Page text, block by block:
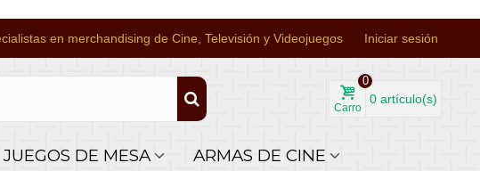
en merchandising de Cine, Televisión y Videojuegos Iniciar sesión
Carro
0
0 artículo(s)
JUEGOS DE MESA ARMAS DE CINE